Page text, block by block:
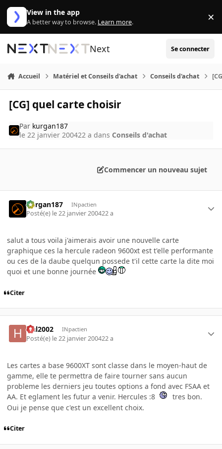
Aller au contenu
View in the app
A better way to browse. Learn more. ×
Next Se connecter
Accueil Matériel et Conseils d'achat Conseils d'achat
[CG] quel carte choisir
Par kurgan187
le 22 janvier 200422 a dans Conseils d'achat
Commencer un nouveau sujet
kurgan187 INpactien
Posté(e) le 22 janvier 200422 a
salut a tous voila j'aimerais avoir une nouvelle carte
graphique ces la hercule radeon 9600xt est t'elle performante
ou ces de la daube quelqun possede t'il cette carte la dite moi
quoi et une bonne journée
Citer
Hal2002 INpactien
Posté(e) le 22 janvier 200422 a
Les cartes a base 9600XT sont classe dans le moyen-haut de
gamme, elle te permettra de faire tourner sans aucun
probleme les derniers jeu toutes options a fond avec FSAA et
AA. Et eglament les futur a venir. Hercules :8
tres bon.
Oui je pense que c'est un excellent choix.
Citer